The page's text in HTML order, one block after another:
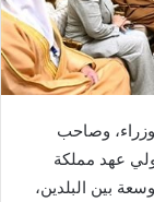
وصاحب
عهد مملكة
بين البلدين،